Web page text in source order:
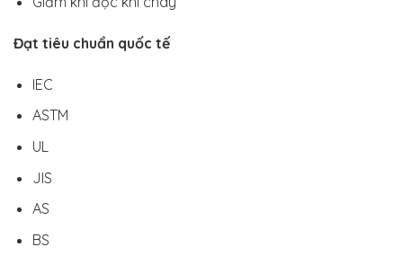
Đạt tiêu chuẩn quốc tế
IEC
ASTM
UL
JIS
AS
BS